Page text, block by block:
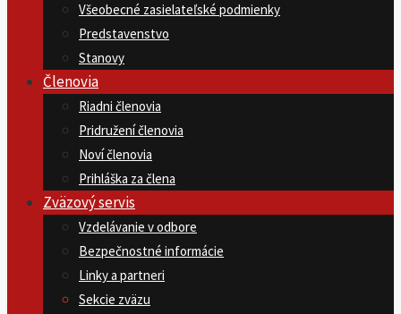
Všeobecné zasielateľské podmienky
Predstavenstvo
Stanovy
Členovia
Riadni členovia
Pridružení členovia
Noví členovia
Prihláška za člena
Zväzový servis
Vzdelávanie v odbore
Bezpečnostné informácie
Linky a partneri
Sekcie zväzu